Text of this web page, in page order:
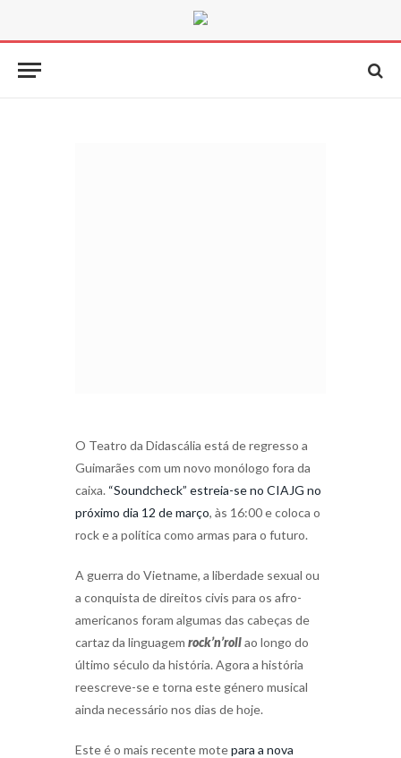
O Teatro da Didascália está de regresso a
Guimarães com um novo monólogo fora da
caixa. “Soundcheck” estreia-se no CIAJG no
próximo dia 12 de março, às 16:00 e coloca o
rock e a política como armas para o futuro.
A guerra do Vietname, a liberdade sexual ou
a conquista de direitos civis para os afro-
americanos foram algumas das cabeças de
cartaz da linguagem rock’n’rollao longo do
último século da história. Agora a história
reescreve-se e torna este género musical
ainda necessário nos dias de hoje.
Este é o mais recente motepara a nova